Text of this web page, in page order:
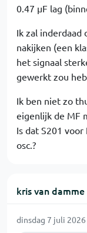
0.47 µF lag
Ik zal inderdaad
nakijken (een
het signaal
gewerkt zou
Ik ben niet zo
eigenlijk de MF
Is dat S201
osc.?
kris van damme
dinsdag 7 juli